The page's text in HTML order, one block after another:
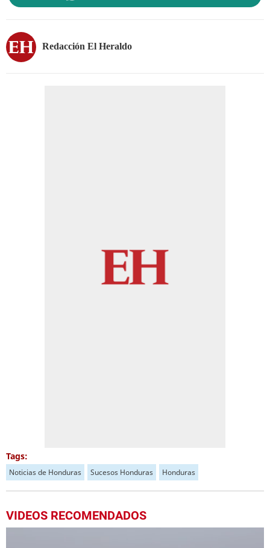
Redacción El Heraldo
Tags:
Noticias de Honduras Sucesos Honduras Honduras
VIDEOS RECOMENDADOS